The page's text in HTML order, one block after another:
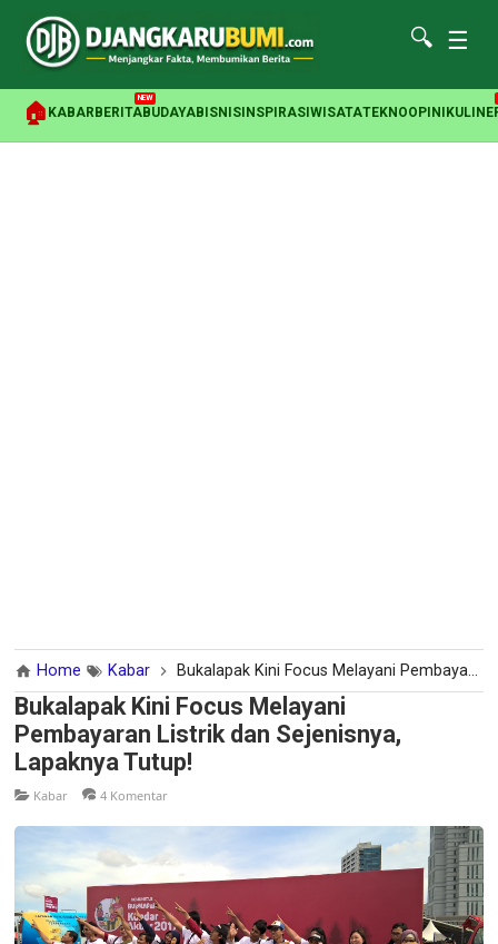
🔍 ☰
🏠 KABAR BERITA
NEW
BUDAYABISNIS INSPIRASI WISATATEKNOOPINI
Home Kabar Bukalapak Kini Focus Melayani Pembayaran Listrik dan Sejenisnya, Lapaknya Tutup!
Bukalapak Kini Focus Melayani
Pembayaran Listrik dan Sejenisnya,
Lapaknya Tutup!
Kabar 4 Komentar